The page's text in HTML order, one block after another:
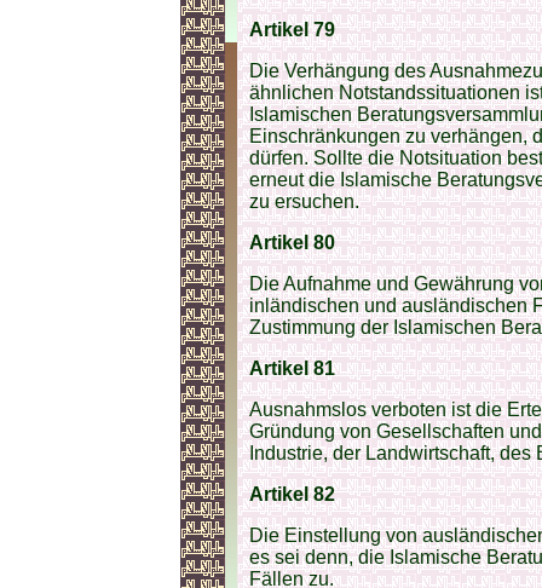
Artikel 79
Die Verhängung des
ähnlichen Notstandssituationen
Islamischen
Einschränkungen zu verhängen,
dürfen. Sollte die Notsituation
erneut die Islamische
zu ersuchen.
Artikel 80
Die Aufnahme und Gewährung
inländischen und ausländischen
Zustimmung der Islamischen
Artikel 81
Ausnahmslos verboten ist die
Gründung von Gesellschaften
Industrie, der Landwirtschaft,
Artikel 82
Die Einstellung von
es sei denn, die Islamische
Fällen zu.